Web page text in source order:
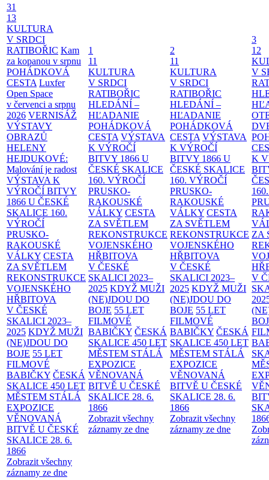
31
13
KULTURA
V SRDCI
RATIBOŘIC Kam
za kopanou v srpnu
POHÁDKOVÁ
CESTA Luxfer
Open Space
v červenci a srpnu
2026 VERNISÁŽ
VÝSTAVY
OBRAZŮ
HELENY
HEJDUKOVÉ:
Malování je radost
VÝSTAVA K
VÝROČÍ BITVY
1866 U ČESKÉ
SKALICE 160.
VÝROČÍ
PRUSKO-
RAKOUSKÉ
VÁLKY CESTA
ZA SVĚTLEM
REKONSTRUKCE
VOJENSKÉHO
HŘBITOVA
V ČESKÉ
SKALICI 2023–
2025 KDYŽ MUŽI
(NE)JDOU DO
BOJE 55 LET
FILMOVÉ
BABIČKY ČESKÁ
SKALICE 450 LET
MĚSTEM STÁLÁ
EXPOZICE
VĚNOVANÁ
BITVĚ U ČESKÉ
SKALICE 28. 6.
1866
Zobrazit všechny
záznamy ze dne
1
11
KULTURA
V SRDCI
RATIBOŘIC
HLEDÁNÍ –
HĽADANIE
POHÁDKOVÁ
CESTA VÝSTAVA
K VÝROČÍ
BITVY 1866 U
ČESKÉ SKALICE
160. VÝROČÍ
PRUSKO-
RAKOUSKÉ
VÁLKY CESTA
ZA SVĚTLEM
REKONSTRUKCE
VOJENSKÉHO
HŘBITOVA
V ČESKÉ
SKALICI 2023–
2025 KDYŽ MUŽI
(NE)JDOU DO
BOJE 55 LET
FILMOVÉ
BABIČKY ČESKÁ
SKALICE 450 LET
MĚSTEM STÁLÁ
EXPOZICE
VĚNOVANÁ
BITVĚ U ČESKÉ
SKALICE 28. 6.
1866
Zobrazit všechny
záznamy ze dne
2
11
KULTURA
V SRDCI
RATIBOŘIC
HLEDÁNÍ –
HĽADANIE
POHÁDKOVÁ
CESTA VÝSTAVA
K VÝROČÍ
BITVY 1866 U
ČESKÉ SKALICE
160. VÝROČÍ
PRUSKO-
RAKOUSKÉ
VÁLKY CESTA
ZA SVĚTLEM
REKONSTRUKCE
VOJENSKÉHO
HŘBITOVA
V ČESKÉ
SKALICI 2023–
2025 KDYŽ MUŽI
(NE)JDOU DO
BOJE 55 LET
FILMOVÉ
BABIČKY ČESKÁ
SKALICE 450 LET
MĚSTEM STÁLÁ
EXPOZICE
VĚNOVANÁ
BITVĚ U ČESKÉ
SKALICE 28. 6.
1866
Zobrazit všechny
záznamy ze dne
3
12
V
K
ZA
V